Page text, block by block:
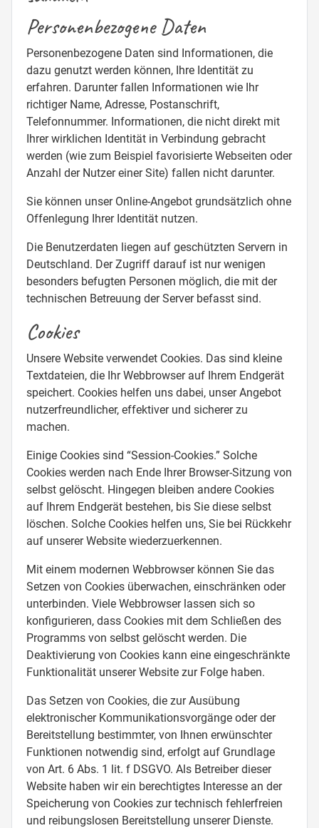
Personenbezogene Daten
Personenbezogene Daten sind Informationen, die
dazu genutzt werden können, Ihre Identität zu
erfahren. Darunter fallen Informationen wie Ihr
richtiger Name, Adresse, Postanschrift,
Telefonnummer. Informationen, die nicht direkt mit
Ihrer wirklichen Identität in Verbindung gebracht
werden (wie zum Beispiel favorisierte Webseiten oder
Anzahl der Nutzer einer Site) fallen nicht darunter.
Sie können unser Online-Angebot grundsätzlich ohne
Offenlegung Ihrer Identität nutzen.
Die Benutzerdaten liegen auf geschützten Servern in
Deutschland. Der Zugriff darauf ist nur wenigen
besonders befugten Personen möglich, die mit der
technischen Betreuung der Server befasst sind.
Cookies
Unsere Website verwendet Cookies. Das sind kleine
Textdateien, die Ihr Webbrowser auf Ihrem Endgerät
speichert. Cookies helfen uns dabei, unser Angebot
nutzerfreundlicher, effektiver und sicherer zu
machen.
Einige Cookies sind “Session-Cookies.” Solche
Cookies werden nach Ende Ihrer Browser-Sitzung von
selbst gelöscht. Hingegen bleiben andere Cookies
auf Ihrem Endgerät bestehen, bis Sie diese selbst
löschen. Solche Cookies helfen uns, Sie bei Rückkehr
auf unserer Website wiederzuerkennen.
Mit einem modernen Webbrowser können Sie das
Setzen von Cookies überwachen, einschränken oder
unterbinden. Viele Webbrowser lassen sich so
konfigurieren, dass Cookies mit dem Schließen des
Programms von selbst gelöscht werden. Die
Deaktivierung von Cookies kann eine eingeschränkte
Funktionalität unserer Website zur Folge haben.
Das Setzen von Cookies, die zur Ausübung
elektronischer Kommunikationsvorgänge oder der
Bereitstellung bestimmter, von Ihnen erwünschter
Funktionen notwendig sind, erfolgt auf Grundlage
von Art. 6 Abs. 1 lit. f DSGVO. Als Betreiber dieser
Website haben wir ein berechtigtes Interesse an der
Speicherung von Cookies zur technisch fehlerfreien
und reibungslosen Bereitstellung unserer Dienste.